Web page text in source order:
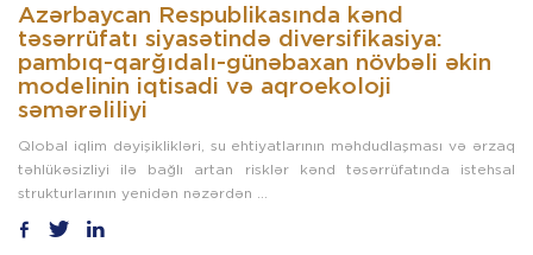
Azərbaycan Respublikasında kənd
təsərrüfatı siyasətində diversifikasiya:
pambıq-qarğıdalı-günəbaxan növbəli əkin
modelinin iqtisadi və aqroekoloji
səmərəliliyi
Qlobal iqlim dəyişiklikləri, su ehtiyatlarının məhdudlaşması və ərzaq
təhlükəsizliyi ilə bağlı artan risklər kənd təsərrüfatında istehsal
strukturlarının yenidən nəzərdən ...